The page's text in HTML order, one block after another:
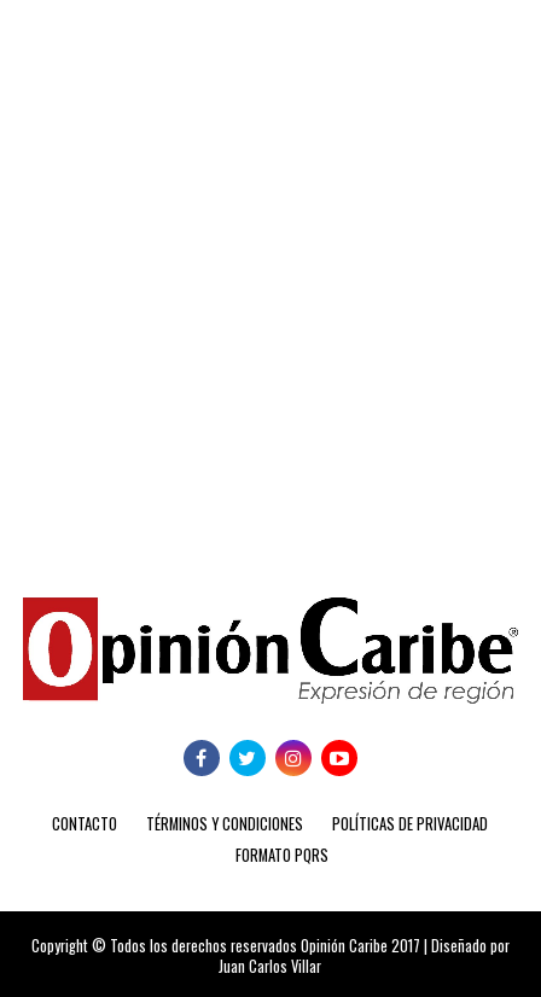
CONTACTO TÉRMINOS Y CONDICIONES
POLÍTICAS DE PRIVACIDAD
FORMATO PQRS
Copyright © Todos los derechos reservados Opinión Caribe 2017 | Diseñado por
Juan Carlos Villar